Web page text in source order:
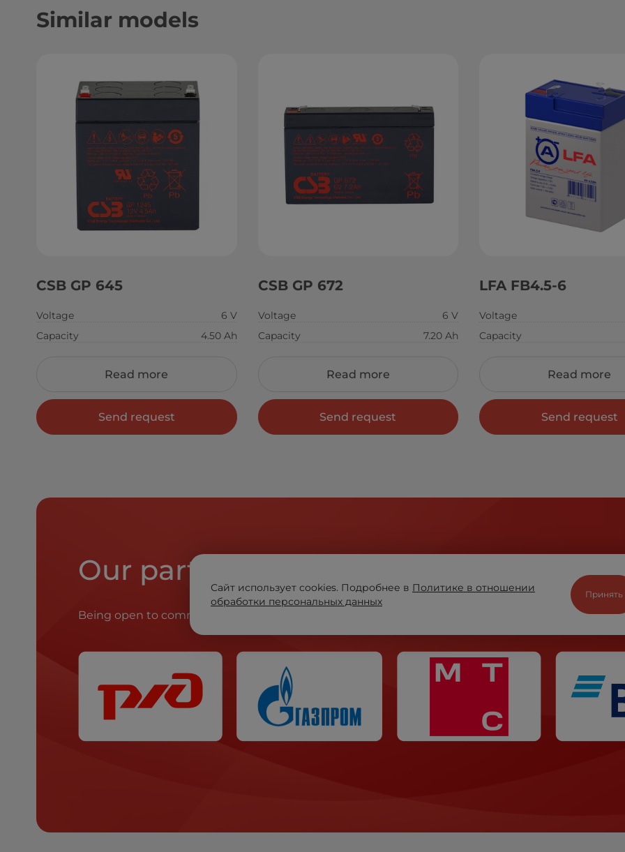
Similar models
CSB GP 645
Voltage
6 V
Capacity
4.50 Ah
Read more
Send request
CSB GP 672
Voltage
6 V
Capacity
7.20 Ah
Read more
Send request
LFA FB4.5-6
Voltage
Capacity
Read more
Send request
Our partners
Being open to communication, playing fair when it comes to business has helped WYBOR
Сайт использует cookies. Подробнее в Политике в отношении
обработки персональных данных
Принять